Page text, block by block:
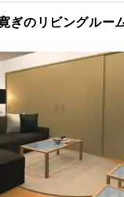
ぎのリビングルー